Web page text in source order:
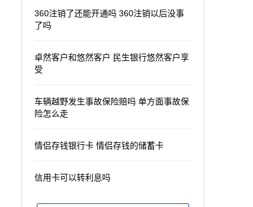
360注销了还能开通吗 360注销以后没事
了吗
卓然客户和悠然客户 民生银行悠然客户享
受
车辆越野发生事故保险赔吗 单方面事故保
险怎么走
情侣存钱银行卡 情侣存钱的储蓄卡
信用卡可以转利息吗